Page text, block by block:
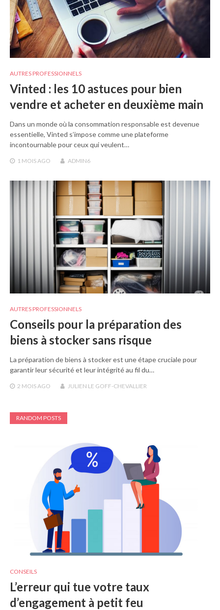
AUTRES PROFESSIONNELS
Vinted : les 10 astuces pour bien
vendre et acheter en deuxième main
Dans un monde où la consommation responsable est devenue
essentielle, Vinted s’impose comme une plateforme
incontournable pour ceux qui veulent…
1 MOIS AGO ADMIN6
AUTRES PROFESSIONNELS
Conseils pour la préparation des
biens à stocker sans risque
La préparation de biens à stocker est une étape cruciale pour
garantir leur sécurité et leur intégrité au fil du…
2 MOIS AGO JULIEN LE GOFF-CHEVALLIER
RANDOM POSTS
CONSEILS
L’erreur qui tue votre taux
d’engagement à petit feu